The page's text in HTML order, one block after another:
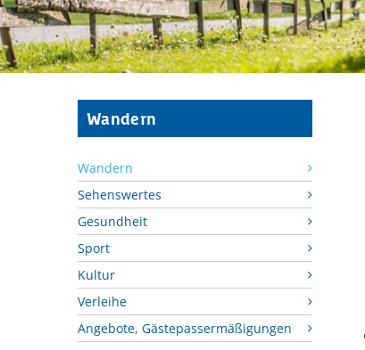
Wandern
Wandern
Sehenswertes
Gesundheit
Sport
Kultur
Verleihe
Angebote, Gästepassermäßigungen